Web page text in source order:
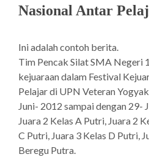
Nasional Antar
Ini adalah contoh berita.
Tim Pencak Silat SMA Negeri
kejuaraan dalam Festival
Pelajar di UPN Veteran
Juni- 2012 sampai dengan 29-
Juara 2 Kelas A Putri, Juara 2
C Putri, Juara 3 Kelas D Putri,
Beregu Putra.